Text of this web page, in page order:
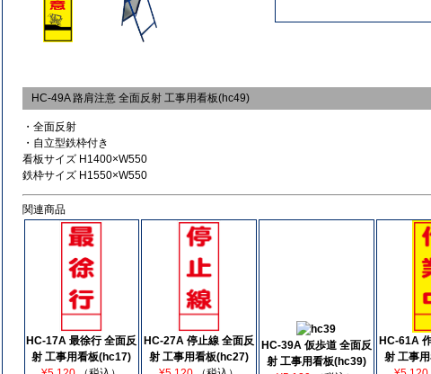
HC-49A 路肩注意 全面反射 工事用看板(hc49)
・全面反射
・自立型鉄枠付き
看板サイズ H1400×W550
鉄枠サイズ H1550×W550
関連商品
HC-17A 最徐行 全面反
射 工事用看板(hc17)
HC-27A 停止線 全面反
射 工事用看板(hc27)
HC-39A 仮歩道 全面反
射 工事用看板(hc39)
HC-61A
射 工事